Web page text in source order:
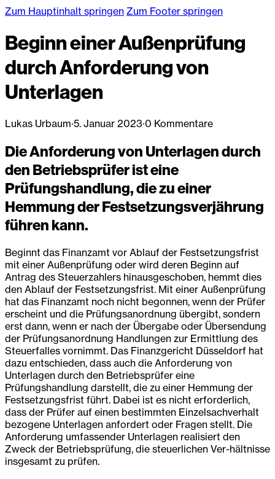
Zum Hauptinhalt springen Zum Footer springen
Beginn einer Außenprüfung
durch Anforderung von
Unterlagen
Lukas Urbaum·5. Januar 2023·0 Kommentare
Die Anforderung von Unterlagen durch
den Betriebsprüfer ist eine
Prüfungshandlung, die zu einer
Hemmung der Festsetzungsverjährung
führen kann.
Beginnt das Finanzamt vor Ablauf der Festsetzungsfrist
mit einer Außenprüfung oder wird deren Beginn auf
Antrag des Steuerzahlers hinausgeschoben, hemmt dies
den Ablauf der Festsetzungsfrist. Mit einer Außenprüfung
hat das Finanzamt noch nicht begonnen, wenn der Prüfer
erscheint und die Prüfungsanordnung übergibt, sondern
erst dann, wenn er nach der Übergabe oder Übersendung
der Prüfungsanordnung Handlungen zur Ermittlung des
Steuerfalles vornimmt. Das Finanzgericht Düsseldorf hat
dazu entschieden, dass auch die Anforderung von
Unterlagen durch den Betriebsprüfer eine
Prüfungshandlung darstellt, die zu einer Hemmung der
Festsetzungsfrist führt. Dabei ist es nicht erforderlich,
dass der Prüfer auf einen bestimmten Einzelsachverhalt
bezogene Unterlagen anfordert oder Fragen stellt. Die
Anforderung umfassender Unterlagen realisiert den
Zweck der Betriebsprüfung, die steuerlichen Ver-hältnisse
insgesamt zu prüfen.